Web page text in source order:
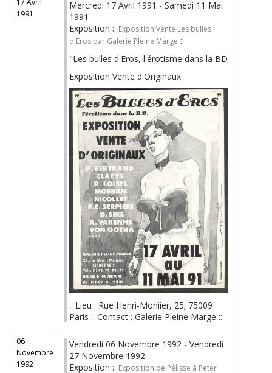
17 Avril
1991
Mercredi 17 Avril 1991 - Samedi 11 Mai
1991
Exposition :: Exposition Vente Les bulles
d'Eros par Galerie Pleine Marge ::
"Les bulles d'Eros, l'érotisme dans la BD
Exposition Vente d'Originaux
:: Lieu : Rue Henri-Moniier, 25; 75009
Paris :: Contact : Galerie Pleine Marge ::
06
Novembre
1992
Vendredi 06 Novembre 1992 - Vendredi
27 Novembre 1992
Exposition :: Exposition de Pélisse à Peter